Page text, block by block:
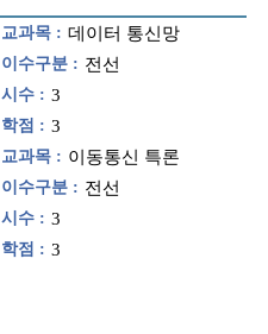
교과목 : 데이터 통신망
이수구분 : 전선
시수 : 3
학점 : 3
교과목 : 이동통신 특론
이수구분 : 전선
시수 : 3
학점 : 3